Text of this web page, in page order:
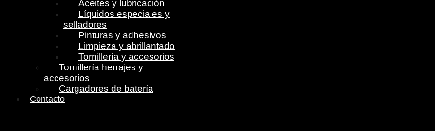
Aceites y lubricación
Líquidos especiales y
selladores
Pinturas y adhesivos
Limpieza y abrillantado
Tornillería y accesorios
Tornillería herrajes y
accesorios
Cargadores de batería
Contacto